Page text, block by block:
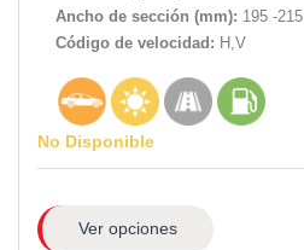
Ancho de sección (mm): 195 -215
Código de velocidad: H,V
No Disponible
Ver opciones